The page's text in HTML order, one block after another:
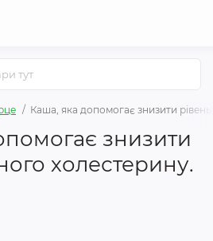
Каша, яка допомогає знизити
знизити
холестерину.